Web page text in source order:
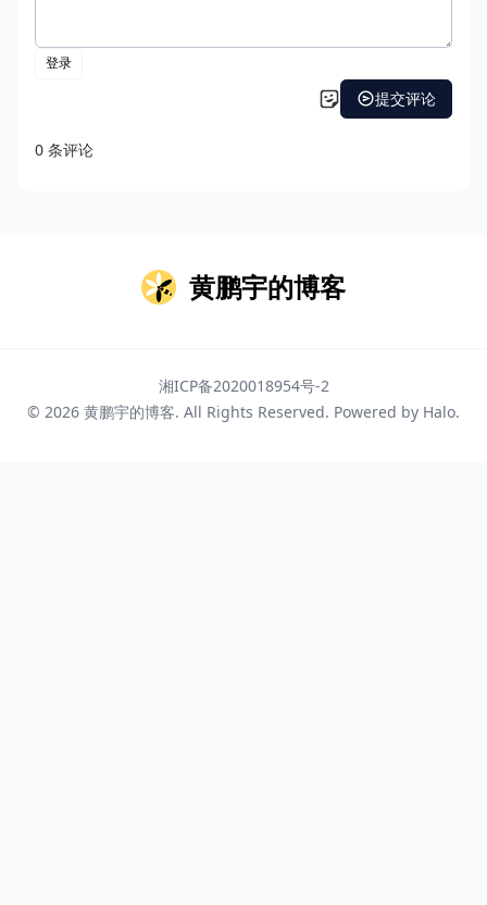
黄鹏宇的博客
湘ICP备2020018954号-2
© 2026 黄鹏宇的博客. All Rights Reserved. Powered by Halo.